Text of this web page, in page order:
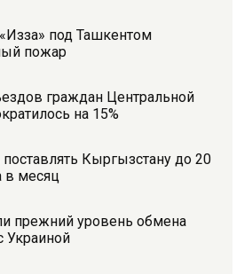
под Ташкентом
пожар
граждан Центральной
на 15%
поставлять Кыргызстану до 20
в месяц
прежний уровень обмена
Украиной